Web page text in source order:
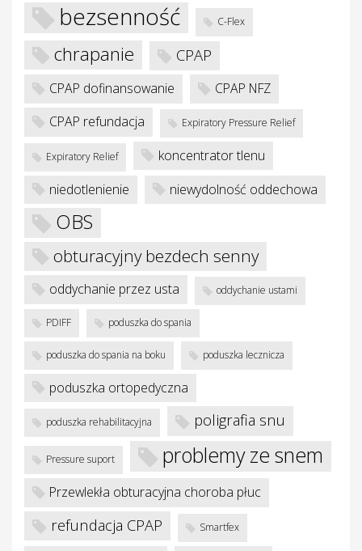
bezsenność C-Flex
chrapanie CPAP
CPAP dofinansowanie
CPAP NFZ
CPAP refundacja
Expiratory Pressure Relief
Expiratory Relief
koncentrator tlenu
niedotlenienie
niewydolność oddechowa
OBS
obturacyjny bezdech senny
oddychanie przez usta oddychanie ustami
PDIFF poduszka do spania
poduszka do spania na boku poduszka lecznicza
poduszka ortopedyczna
poduszka rehabilitacyjna poligrafia snu
Pressure suport problemy ze snem
Przewlekła obturacyjna choroba płuc
refundacja CPAP Smartfex